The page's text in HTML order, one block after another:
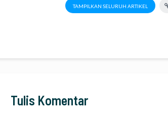
TAMPILKAN SELURUH ARTIKEL
Tulis Komentar